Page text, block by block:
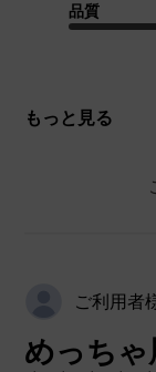
品質
もっと見る
ご利用者
めっち